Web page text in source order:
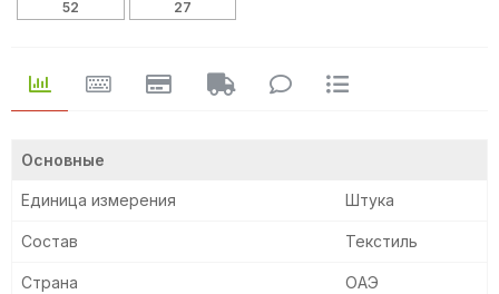
Основные
Единица измерения Штука
Состав Текстиль
Страна ОАЭ
52 27